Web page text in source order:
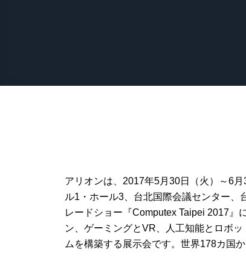
アリオンは、2017年5月30日（火）～6月
ル1 ・ホール3 、台北国際会議センター
レードショー『Computex Taipei 2017 』
ン、ゲーミングとVR 、人工知能とロボ
ムを構築する展示会です。世界178カ国